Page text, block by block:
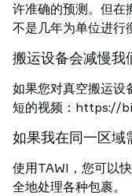
许准确的预测。但在
不是几年为单位进行
搬运设备会减慢我
如果您对真空搬运设
短的视频：https://
如果我在同一区域
使用TAWI，您可以
全地处理各种包裹。